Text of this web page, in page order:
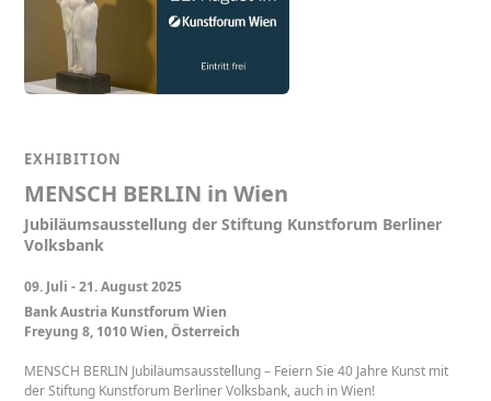
EXHIBITION
MENSCH BERLIN in Wien
Jubiläumsausstellung der Stiftung Kunstforum Berliner
Volksbank
09. Juli - 21. August 2025
Bank Austria Kunstforum Wien
Freyung 8, 1010 Wien, Österreich
MENSCH BERLIN Jubiläumsausstellung – Feiern Sie 40 Jahre Kunst mit
der Stiftung Kunstforum Berliner Volksbank, auch in Wien!